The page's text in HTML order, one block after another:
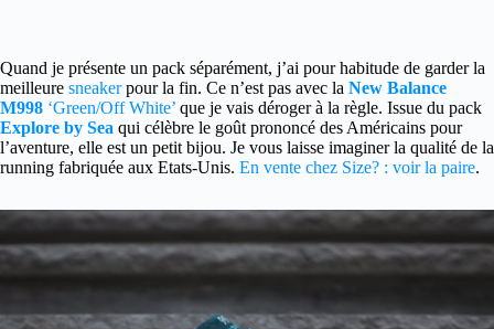
Quand je présente un pack séparément, j’ai pour habitude de garder la
meilleure sneakerpour la fin. Ce n’est pas avec la New Balance
M998 ‘Green/Off White’ que je vais déroger à la règle. Issue du pack
Explore by Sea qui célèbre le goût prononcé des Américains pour
l’aventure, elle est un petit bijou. Je vous laisse imaginer la qualité de la
running fabriquée aux Etats-Unis. En vente chez Size? : voir la paire.